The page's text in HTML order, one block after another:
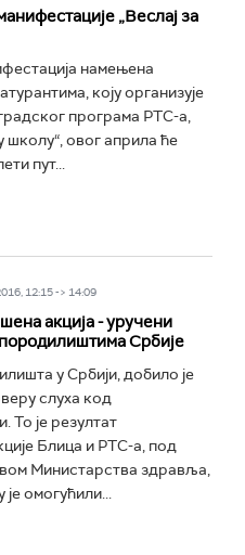
„Веслај за
намењена
коју организује
програма РТС-а,
школу“, овог априла ће
пут...
12:15 -> 14:09
акција - уручени
Србије
у Србији, добило је
слуха код
То је резултат
Блица и РТС-а, под
Министарства здравља,
је омогућили...